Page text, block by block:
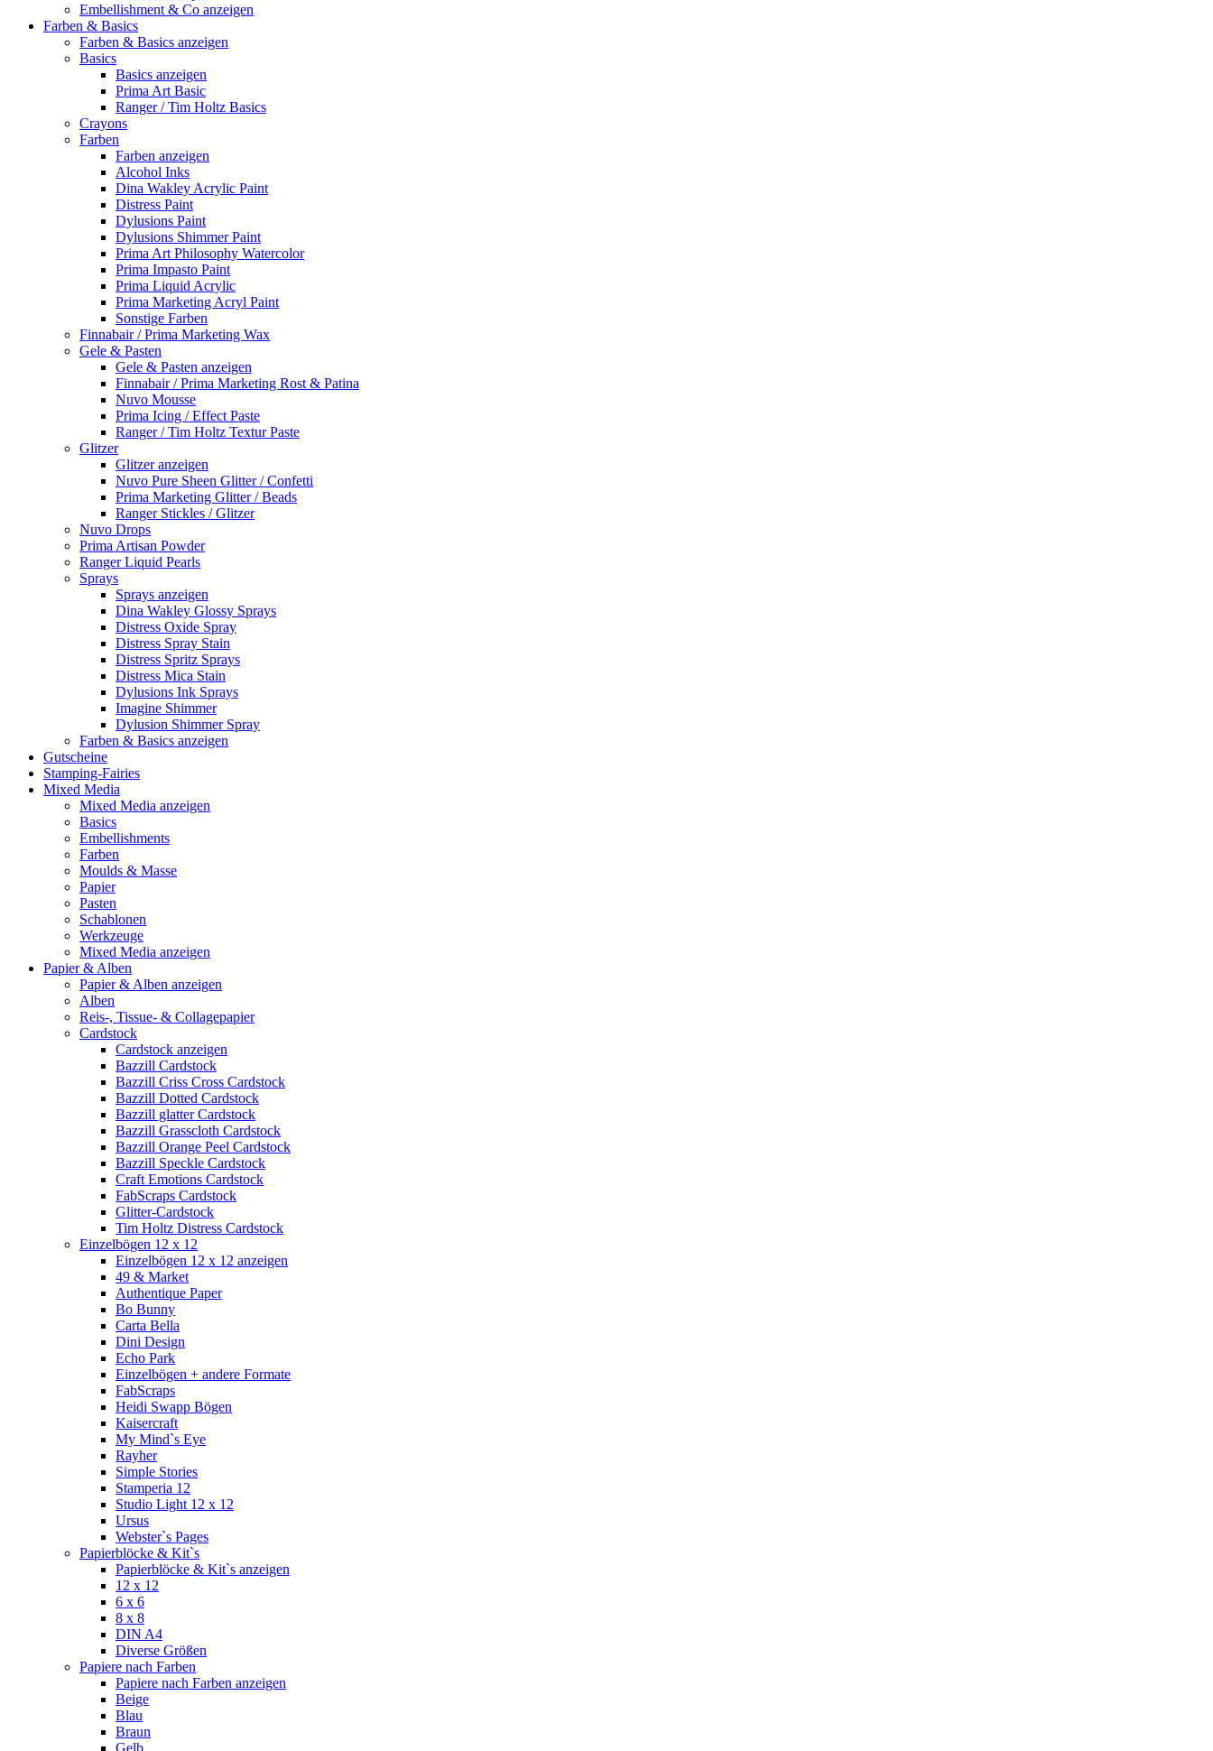
Embellishment & Co anzeigen
Farben & Basics
Farben & Basics anzeigen
Basics
Basics anzeigen
Prima Art Basic
Ranger / Tim Holtz Basics
Crayons
Farben
Farben anzeigen
Alcohol Inks
Dina Wakley Acrylic Paint
Distress Paint
Dylusions Paint
Dylusions Shimmer Paint
Prima Art Philosophy Watercolor
Prima Impasto Paint
Prima Liquid Acrylic
Prima Marketing Acryl Paint
Sonstige Farben
Finnabair / Prima Marketing Wax
Gele & Pasten
Gele & Pasten anzeigen
Finnabair / Prima Marketing Rost & Patina
Nuvo Mousse
Prima Icing / Effect Paste
Ranger / Tim Holtz Textur Paste
Glitzer
Glitzer anzeigen
Nuvo Pure Sheen Glitter / Confetti
Prima Marketing Glitter / Beads
Ranger Stickles / Glitzer
Nuvo Drops
Prima Artisan Powder
Ranger Liquid Pearls
Sprays
Sprays anzeigen
Dina Wakley Glossy Sprays
Distress Oxide Spray
Distress Spray Stain
Distress Spritz Sprays
Distress Mica Stain
Dylusions Ink Sprays
Imagine Shimmer
Dylusion Shimmer Spray
Farben & Basics anzeigen
Gutscheine
Stamping-Fairies
Mixed Media
Mixed Media anzeigen
Basics
Embellishments
Farben
Moulds & Masse
Papier
Pasten
Schablonen
Werkzeuge
Mixed Media anzeigen
Papier & Alben
Papier & Alben anzeigen
Alben
Reis-, Tissue- & Collagepapier
Cardstock
Cardstock anzeigen
Bazzill Cardstock
Bazzill Criss Cross Cardstock
Bazzill Dotted Cardstock
Bazzill glatter Cardstock
Bazzill Grasscloth Cardstock
Bazzill Orange Peel Cardstock
Bazzill Speckle Cardstock
Craft Emotions Cardstock
FabScraps Cardstock
Glitter-Cardstock
Tim Holtz Distress Cardstock
Einzelbögen 12 x 12
Einzelbögen 12 x 12 anzeigen
49 & Market
Authentique Paper
Bo Bunny
Carta Bella
Dini Design
Echo Park
Einzelbögen + andere Formate
FabScraps
Heidi Swapp Bögen
Kaisercraft
My Mind`s Eye
Rayher
Simple Stories
Stamperia 12
Studio Light 12 x 12
Ursus
Webster`s Pages
Papierblöcke & Kit`s
Papierblöcke & Kit`s anzeigen
12 x 12
6 x 6
8 x 8
DIN A4
Diverse Größen
Papiere nach Farben
Papiere nach Farben anzeigen
Beige
Blau
Braun
Gelb